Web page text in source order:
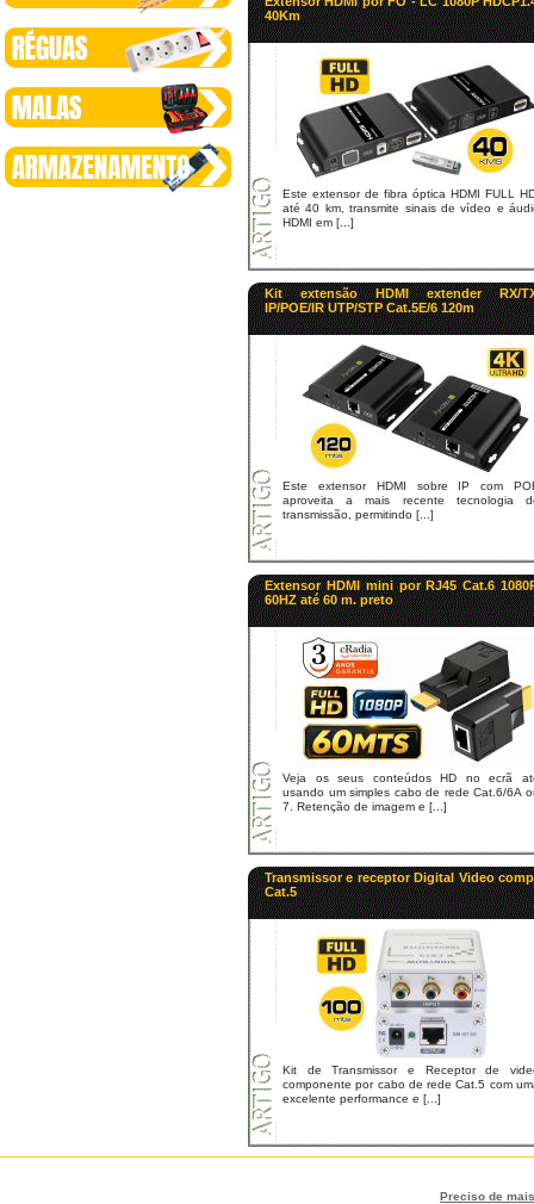
40Km
Este extensor de fibra óptica HDMI FULL
até 40 km, transmite sinais de vídeo e
HDMI em [...]
Kit extensão HDMI extender RX/
IP/POE/IR UTP/STP Cat.5E/6 120m
Este extensor HDMI sobre IP com
aproveita a mais recente tecnologia
transmissão, permitindo [...]
Extensor HDMI mini por RJ45 Cat.6
60HZ até 60 m. preto
Veja os seus conteúdos HD no ecrã
usando um simples cabo de rede Cat.6/6A
7. Retenção de imagem e [...]
Transmissor e receptor Digital Video
Cat.5
Kit de Transmissor e Receptor de
componente por cabo de rede Cat.5 com
excelente performance e [...]
Preciso de